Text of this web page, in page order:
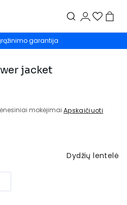
garantija
jacket
mokėjimai Apskaičiuoti
Dydžių lentelė